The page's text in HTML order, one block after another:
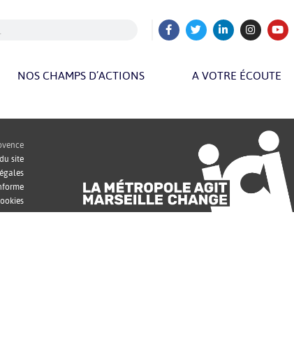
NOS CHAMPS D’ACTIONS A VOTRE ÉCOUTE
site